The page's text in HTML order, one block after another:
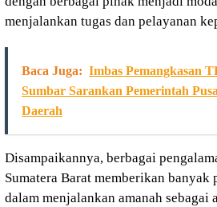
menjalankan tugas dan pelayanan
Baca Juga: Imbas Pemangkasan
Sumbar Sarankan Pemerintah
Daerah
Disampaikannya, berbagai
Sumatera Barat memberikan banyak
dalam menjalankan amanah sebagai